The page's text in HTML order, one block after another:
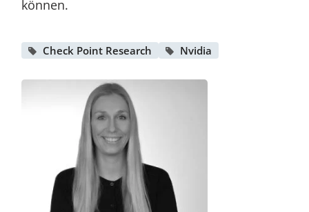
können.
Check Point Research Nvidia